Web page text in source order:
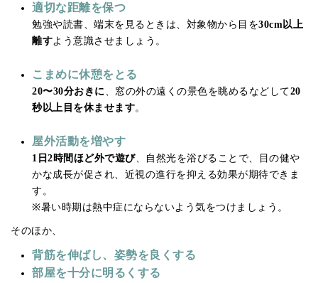
適切な距離を保つ
勉強や読書、端末を見るときは、対象物から目を30cm以上
離すよう意識させましょう。
こまめに休憩をとる
20〜30分おきに 、窓の外の遠くの景色を眺めるなどして20
秒以上目を休ませます。
屋外活動を増やす
1日2時間ほど外で遊び、自然光を浴びることで、目の健や
かな成長が促され、近視の進行を抑える効果が期待できま
す。
※暑い時期は熱中症にならないよう気をつけましょう。
そのほか、
背筋を伸ばし、姿勢を良くする
部屋を十分に明るくする